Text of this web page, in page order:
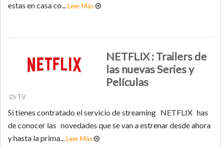
estas en casa co...Leer Más
NETFLIX : Trailers de
las nuevas Series y
Películas
TV
Si tienes contratado el servicio de streaming NETFLIX has
de conocer las novedades que se van a estrenar desde ahora
y hasta la prima...Leer Más